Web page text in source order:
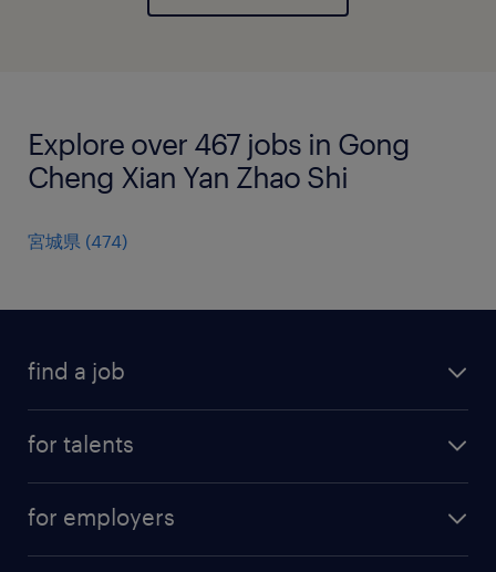
Explore over 467 jobs in Gong
Cheng Xian Yan Zhao Shi
宮城県 (474)
find a job
for talents
professional career
for employers